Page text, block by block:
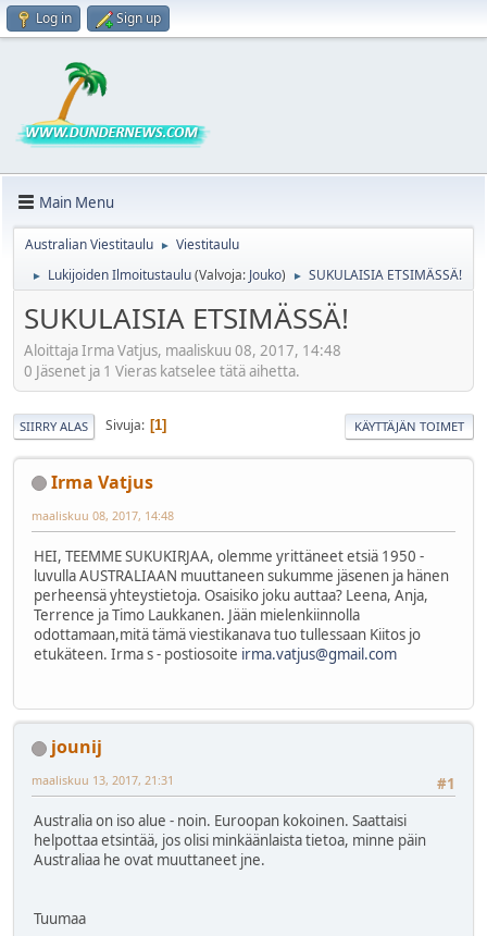
Log in Sign up
Main Menu
Australian Viestitaulu ► Viestitaulu
► Lukijoiden Ilmoitustaulu(Valvoja: Jouko) ► SUKULAISIA ETSIMÄSSÄ!
SUKULAISIA ETSIMÄSSÄ!
Aloittaja Irma Vatjus, maaliskuu 08, 2017, 14:48
0 Jäsenet ja 1 Vieras katselee tätä aihetta.
SIIRRY ALAS Sivuja 1 KÄYTTÄJÄN TOIMET
Irma Vatjus
maaliskuu 08, 2017, 14:48
HEI, TEEMME SUKUKIRJAA, olemme yrittäneet etsiä 1950 -
luvulla AUSTRALIAAN muuttaneen sukumme jäsenen ja hänen
perheensä yhteystietoja. Osaisiko joku auttaa? Leena, Anja,
Terrence ja Timo Laukkanen. Jään mielenkiinnolla
odottamaan,mitä tämä viestikanava tuo tullessaan Kiitos jo
etukäteen. Irma s - postiosoite irma.vatjus@gmail.com
jounij
#1
maaliskuu 13, 2017, 21:31
Australia on iso alue - noin. Euroopan kokoinen. Saattaisi
helpottaa etsintää, jos olisi minkäänlaista tietoa, minne päin
Australiaa he ovat muuttaneet jne.
Tuumaa